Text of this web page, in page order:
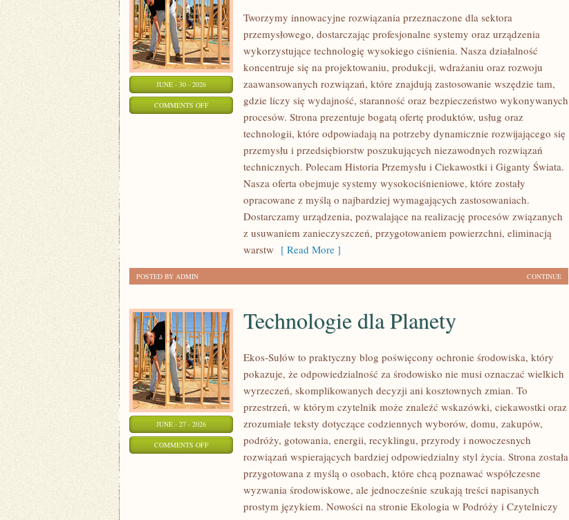
JUNE - 30 - 2026
COMMENTS OFFON
ENERGETYKA
Tworzymy innowacyjne rozwiązania przeznaczone dla sektora
przemysłowego, dostarczając profesjonalne systemy oraz urządzenia
wykorzystujące technologię wysokiego ciśnienia. Nasza działalność
koncentruje się na projektowaniu, produkcji, wdrażaniu oraz rozwoju
zaawansowanych rozwiązań, które znajdują zastosowanie wszędzie tam,
gdzie liczy się wydajność, staranność oraz bezpieczeństwo wykonywanych
procesów. Strona prezentuje bogatą ofertę produktów, usług oraz
technologii, które odpowiadają na potrzeby dynamicznie rozwijającego się
przemysłu i przedsiębiorstw poszukujących niezawodnych rozwiązań
technicznych. Polecam Historia Przemysłu i Ciekawostki i Giganty Świata.
Nasza oferta obejmuje systemy wysokociśnieniowe, które zostały
opracowane z myślą o najbardziej wymagających zastosowaniach.
Dostarczamy urządzenia, pozwalające na realizację procesów związanych
z usuwaniem zanieczyszczeń, przygotowaniem powierzchni, eliminacją
warstw [ Read More ]
CONTINUE
POSTED BY ADMIN
JUNE - 27 - 2026
COMMENTS OFFON
TECHNOLOGIE
Technologie dla Planety
Ekos-Sułów to praktyczny blog poświęcony ochronie środowiska, który
pokazuje, że odpowiedzialność za środowisko nie musi oznaczać wielkich
wyrzeczeń, skomplikowanych decyzji ani kosztownych zmian. To
przestrzeń, w którym czytelnik może znaleźć wskazówki, ciekawostki oraz
zrozumiałe teksty dotyczące codziennych wyborów, domu, zakupów,
podróży, gotowania, energii, recyklingu, przyrody i nowoczesnych
rozwiązań wspierających bardziej odpowiedzialny styl życia. Strona została
przygotowana z myślą o osobach, które chcą poznawać współczesne
wyzwania środowiskowe, ale jednocześnie szukają treści napisanych
prostym językiem. Nowości na stronie Ekologia w Podróży i Czytelniczy